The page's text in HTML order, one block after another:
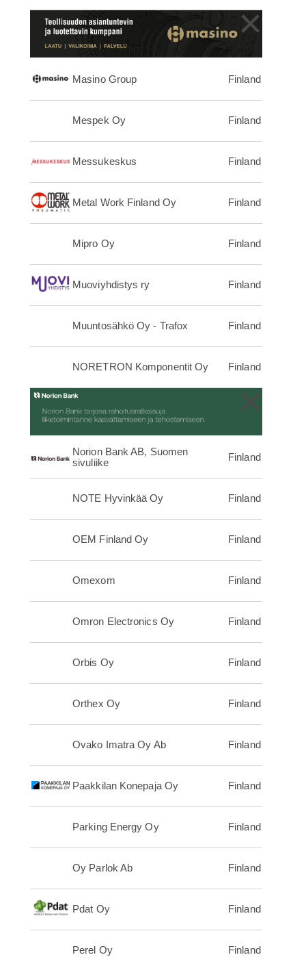
×
Masino Group Finland
Mespek Oy Finland
Messukeskus Finland
Metal Work Finland Oy Finland
Mipro Oy Finland
Muoviyhdistys ry Finland
Muuntosähkö Oy - Trafox Finland
NORETRON Komponentit Oy Finland
×
Norion Bank AB, Suomen
sivuliike
Finland
NOTE Hyvinkää Oy Finland
OEM Finland Oy Finland
Omexom Finland
Omron Electronics Oy Finland
Orbis Oy Finland
Orthex Oy Finland
Ovako Imatra Oy Ab Finland
Paakkilan Konepaja Oy Finland
Parking Energy Oy Finland
Oy Parlok Ab Finland
Pdat Oy Finland
Perel Oy Finland